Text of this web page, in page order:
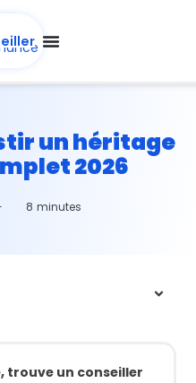
un héritage
2026
8 minutes
trouve un conseiller